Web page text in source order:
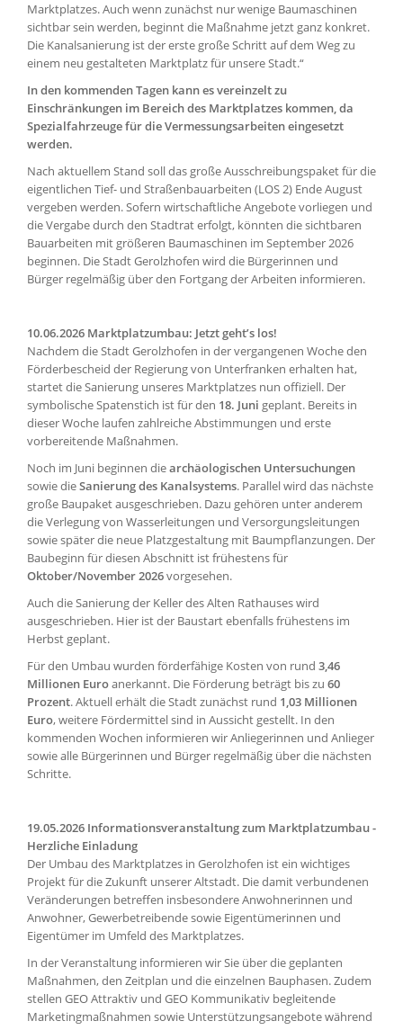
Marktplatzes. Auch wenn zunächst nur wenige Baumaschinen
sichtbar sein werden, beginnt die Maßnahme jetzt ganz konkret.
Die Kanalsanierung ist der erste große Schritt auf dem Weg zu
einem neu gestalteten Marktplatz für unsere Stadt.“
In den kommenden Tagen kann es vereinzelt zu
Einschränkungen im Bereich des Marktplatzes kommen, da
Spezialfahrzeuge für die Vermessungsarbeiten eingesetzt
werden.
Nach aktuellem Stand soll das große Ausschreibungspaket für die
eigentlichen Tief- und Straßenbauarbeiten (LOS 2) Ende August
vergeben werden. Sofern wirtschaftliche Angebote vorliegen und
die Vergabe durch den Stadtrat erfolgt, könnten die sichtbaren
Bauarbeiten mit größeren Baumaschinen im September 2026
beginnen. Die Stadt Gerolzhofen wird die Bürgerinnen und
Bürger regelmäßig über den Fortgang der Arbeiten informieren.
10.06.2026 Marktplatzumbau: Jetzt geht’s los!
Nachdem die Stadt Gerolzhofen in der vergangenen Woche den
Förderbescheid der Regierung von Unterfranken erhalten hat,
startet die Sanierung unseres Marktplatzes nun offiziell. Der
symbolische Spatenstich ist für den 18. Juni geplant. Bereits in
dieser Woche laufen zahlreiche Abstimmungen und erste
vorbereitende Maßnahmen.
Noch im Juni beginnen diearchäologischen Untersuchungen
sowie dieSanierung des Kanalsystems. Parallel wird das nächste
große Baupaket ausgeschrieben. Dazu gehören unter anderem
die Verlegung von Wasserleitungen und Versorgungsleitungen
sowie später die neue Platzgestaltung mit Baumpflanzungen. Der
Baubeginn für diesen Abschnitt ist frühestens für
Oktober/November 2026vorgesehen.
Auch die Sanierung der Keller des Alten Rathauses wird
ausgeschrieben. Hier ist der Baustart ebenfalls frühestens im
Herbst geplant.
Für den Umbau wurden förderfähige Kosten von rund 3,46
Millionen Euroanerkannt. Die Förderung beträgt bis zu 60
Prozent. Aktuell erhält die Stadt zunächst rund 1,03 Millionen
Euro, weitere Fördermittel sind in Aussicht gestellt. In den
kommenden Wochen informieren wir Anliegerinnen und Anlieger
sowie alle Bürgerinnen und Bürger regelmäßig über die nächsten
Schritte.
19.05.2026 Informationsveranstaltung zum Marktplatzumbau -
Herzliche Einladung
Der Umbau des Marktplatzes in Gerolzhofen ist ein wichtiges
Projekt für die Zukunft unserer Altstadt. Die damit verbundenen
Veränderungen betreffen insbesondere Anwohnerinnen und
Anwohner, Gewerbetreibende sowie Eigentümerinnen und
Eigentümer im Umfeld des Marktplatzes.
In der Veranstaltung informieren wir Sie über die geplanten
Maßnahmen, den Zeitplan und die einzelnen Bauphasen. Zudem
stellen GEO Attraktiv und GEO Kommunikativ begleitende
Marketingmaßnahmen sowie Unterstützungsangebote während